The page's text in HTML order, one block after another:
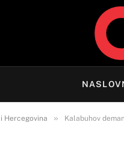
Hercegovina » Kalabuhov